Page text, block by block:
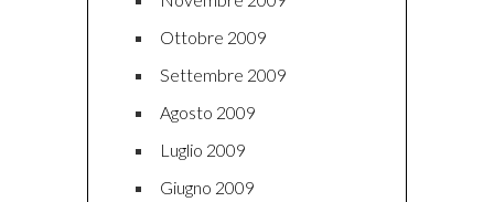
Ottobre 2009
Settembre 2009
Agosto 2009
Luglio 2009
Giugno 2009